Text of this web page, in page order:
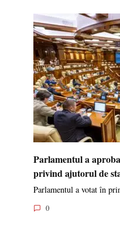
Parlamentul a
privind ajutorul de
Parlamentul a votat în
0